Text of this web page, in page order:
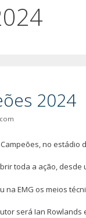
2024
no
toda a ação,
na EMG os meios
será Ian Rowlands